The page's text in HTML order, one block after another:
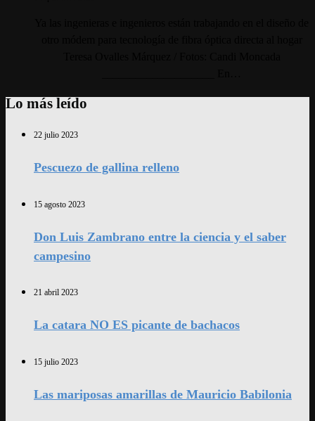
Lo más leído
22 julio 2023
Pescuezo de gallina relleno
15 agosto 2023
Don Luis Zambrano entre la ciencia y el saber
campesino
21 abril 2023
La catara NO ES picante de bachacos
15 julio 2023
Las mariposas amarillas de Mauricio Babilonia